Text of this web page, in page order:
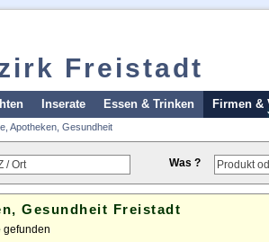
Freistadt
Inserate Essen & Trinken Firmen &
Apotheken, Gesundheit
Was ?
Gesundheit Freistadt
gefunden